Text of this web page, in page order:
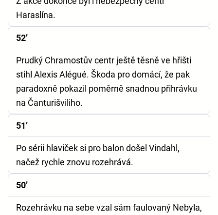
Haraslína.
52’
Prudký Chramostův centr ještě těsně ve hřišti
stihl Alexis Alégué. Škoda pro domácí, že pak
paradoxně pokazil poměrně snadnou přihrávku
na Čanturišviliho.
51’
Po sérii hlaviček si pro balon došel Vindahl,
načež rychle znovu rozehrává.
50’
Rozehrávku na sebe vzal sám faulovaný Nebyla,